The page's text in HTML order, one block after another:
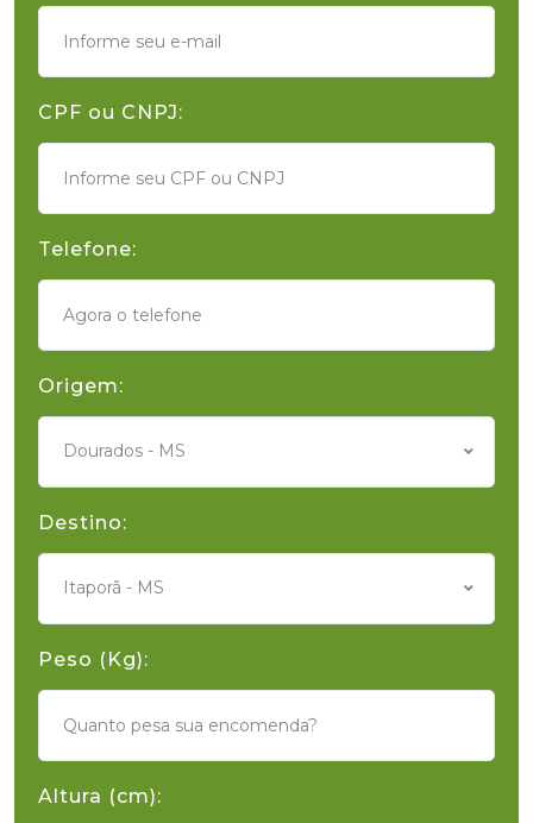
CPF ou CNPJ:
Telefone:
Origem:
Dourados - MS
Destino:
Itaporã - MS
Peso (Kg):
Altura (cm):